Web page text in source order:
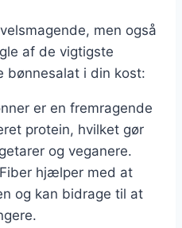
men også
af de vigtigste
bønnesalat i din kost:
er en fremragende
protein, hvilket gør
og veganere.
hjælper med at
og kan bidrage til at